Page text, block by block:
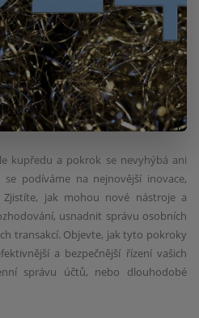
kupředu a pokrok se nevyhýbá ani
podíváme na nejnovější inovace,
jak mohou nové nástroje a
usnadnit správu osobních
transakcí. Objevte, jak tyto pokroky
a bezpečnější řízení vašich
správu účtů, nebo dlouhodobé